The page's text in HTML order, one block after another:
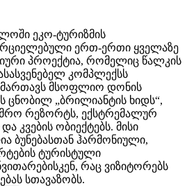
ეკო-ტურიზმის
ერთ-ერთი ყველაზე
პროექტია, რომელიც წალკის
კომპლექსს
მართავს მსოფლიო დონის
ცნობილ „ბრილიანტის ხიდს“,
რეზორტს, ექსტრემალურ
კვების ობიექტებს. მისი
ბუნებასთან ჰარმონიული,
ტურისტული
რაც ვიზიტორებს
სთავაზობს.